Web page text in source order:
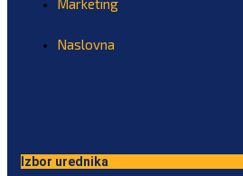
Marketing
Naslovna
Izbor urednika